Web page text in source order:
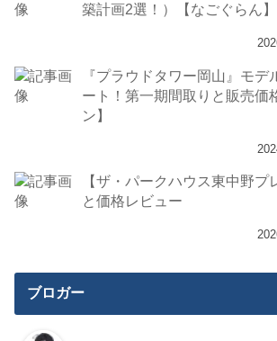
築計画2選！）【なごぐらん】
『プラウドタワー岡山』モデ
ート！第一期間取りと販売価
ン】
【ザ・パークハウス東中野
と価格レビュー
ブロガー